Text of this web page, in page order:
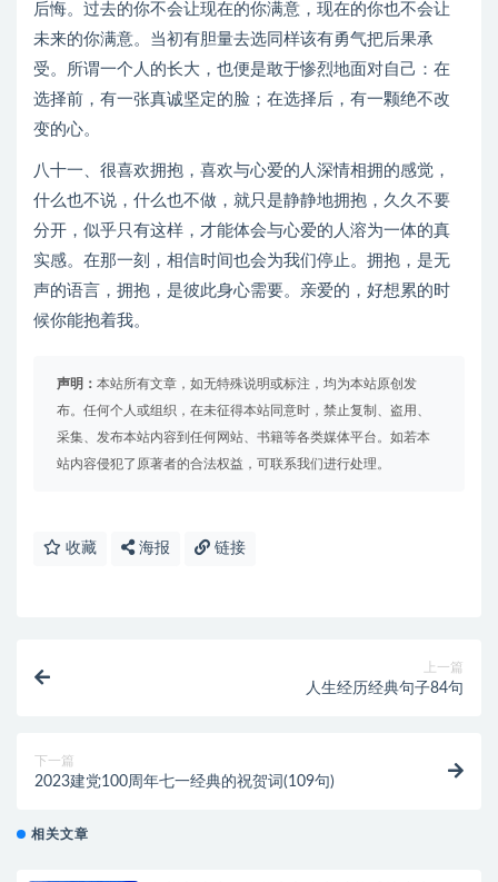
后悔。过去的你不会让现在的你满意，现在的你也不会让
未来的你满意。当初有胆量去选同样该有勇气把后果承
受。所谓一个人的长大，也便是敢于惨烈地面对自己：在
选择前，有一张真诚坚定的脸；在选择后，有一颗绝不改
变的心。
八十一、很喜欢拥抱，喜欢与心爱的人深情相拥的感觉，
什么也不说，什么也不做，就只是静静地拥抱，久久不要
分开，似乎只有这样，才能体会与心爱的人溶为一体的真
实感。在那一刻，相信时间也会为我们停止。拥抱，是无
声的语言，拥抱，是彼此身心需要。亲爱的，好想累的时
候你能抱着我。
声明： 本站所有文章，如无特殊说明或标注，均为本站原创发
布。任何个人或组织，在未征得本站同意时，禁止复制、盗用、
采集、发布本站内容到任何网站、书籍等各类媒体平台。如若本
站内容侵犯了原著者的合法权益，可联系我们进行处理。
收藏 海报 链接
上一篇
人生经历经典句子84句
下一篇
2023建党100周年七一经典的祝贺词(109句)
相关文章